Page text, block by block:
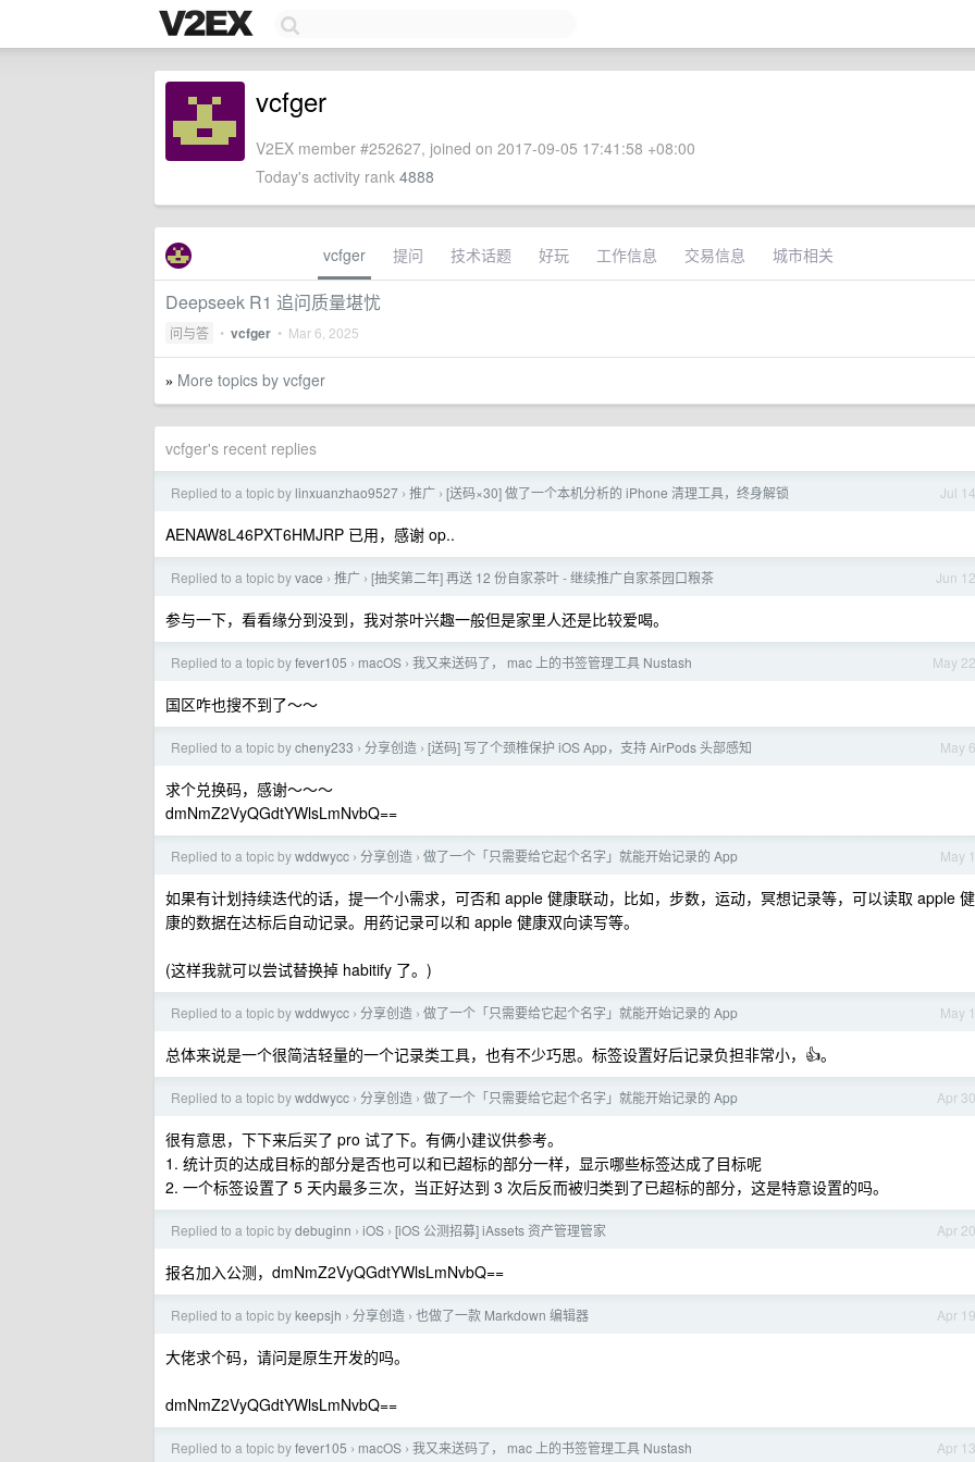
vcfger
V2EX member #252627, joined on 2017-09-05 17:41:58 +08:00
Today's activity rank 4888
vcfger 提问 技术话题 好玩 工作信息 交易信息 城市相关
Deepseek R1 追问质量堪忧
问与答 • vcfger • Mar 6, 2025
» More topics by vcfger
vcfger's recent replies
Jul 14
Replied to a topic by linxuanzhao9527 › 推广 › [送码×30] 做了一个本机分析的 iPhone 清理工具，终身解锁
AENAW8L46PXT6HMJRP 已用，感谢 op..
Jun 12
Replied to a topic byvace › 推广 › [抽奖第二年] 再送 12 份自家茶叶 - 继续推广自家茶园口粮茶
参与一下，看看缘分到没到，我对茶叶兴趣一般但是家里人还是比较爱喝。
May 22
Replied to a topic byfever105 › macOS › 我又来送码了， mac 上的书签管理工具 Nustash
国区咋也搜不到了～～
May 6
Replied to a topic bycheny233 › 分享创造 › [送码] 写了个颈椎保护 iOS App，支持 AirPods 头部感知
求个兑换码，感谢～～～
dmNmZ2VyQGdtYWlsLmNvbQ==
May 1
Replied to a topic bywddwycc › 分享创造 › 做了一个「只需要给它起个名字」就能开始记录的 App
如果有计划持续迭代的话，提一个小需求，可否和 apple 健康联动，比如，步数，运动，冥想记录等，可以读取 apple 健
康的数据在达标后自动记录。用药记录可以和 apple 健康双向读写等。
(这样我就可以尝试替换掉 habitify 了。)
May 1
Replied to a topic bywddwycc › 分享创造 › 做了一个「只需要给它起个名字」就能开始记录的 App
总体来说是一个很简洁轻量的一个记录类工具，也有不少巧思。标签设置好后记录负担非常小，👍。
Apr 30
Replied to a topic bywddwycc › 分享创造 › 做了一个「只需要给它起个名字」就能开始记录的 App
很有意思，下下来后买了 pro 试了下。有俩小建议供参考。
1. 统计页的达成目标的部分是否也可以和已超标的部分一样，显示哪些标签达成了目标呢
2. 一个标签设置了 5 天内最多三次，当正好达到 3 次后反而被归类到了已超标的部分，这是特意设置的吗。
Apr 20
Replied to a topic bydebuginn › iOS › [iOS 公测招募] iAssets 资产管理管家
报名加入公测，dmNmZ2VyQGdtYWlsLmNvbQ==
Apr 19
Replied to a topic bykeepsjh › 分享创造 › 也做了一款 Markdown 编辑器
大佬求个码，请问是原生开发的吗。
dmNmZ2VyQGdtYWlsLmNvbQ==
Apr 13
Replied to a topic byfever105 › macOS › 我又来送码了， mac 上的书签管理工具 Nustash